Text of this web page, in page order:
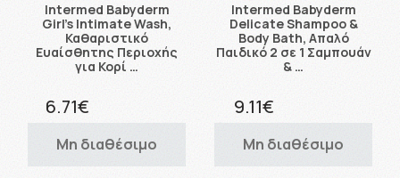
Intermed Babyderm
Girl's Intimate Wash,
Καθαριστικό
Ευαίσθητης Περιοχής
για Κορί …
6.71€
Μη διαθέσιμο
Intermed Babyderm
Delicate Shampoo &
Body Bath, Απαλό
Παιδικό 2 σε 1 Σαμπουάν
& …
9.11€
Μη διαθέσιμο